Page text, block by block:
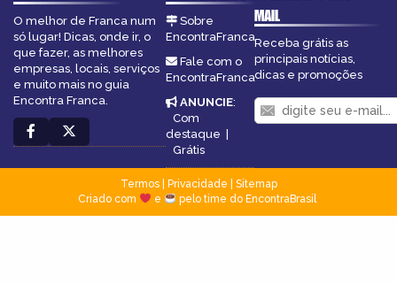
O melhor de Franca num
só lugar! Dicas, onde ir, o
que fazer, as melhores
empresas, locais, serviços
e muito mais no guia
Encontra Franca.
Sobre
EncontraFranca
Fale com o
EncontraFranca
ANUNCIE:
Com
destaque |
Grátis
MAIL
Receba grátis as
principais notícias,
dicas e promoções
Termos| Privacidade
Sitemap
Criado com
e pelo time do EncontraBrasil